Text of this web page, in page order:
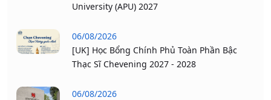
University (APU) 2027
06/08/2026
[UK] Học Bổng Chính Phủ Toàn Phần Bậc
Thạc Sĩ Chevening 2027 - 2028
06/08/2026